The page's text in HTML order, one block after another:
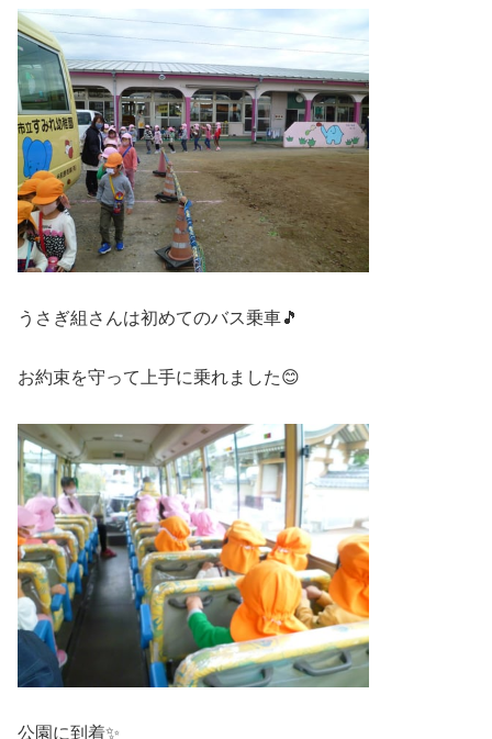
うさぎ組さんは初めてのバス乗車🎵
お約束を守って上手に乗れました😊
公園に到着✨